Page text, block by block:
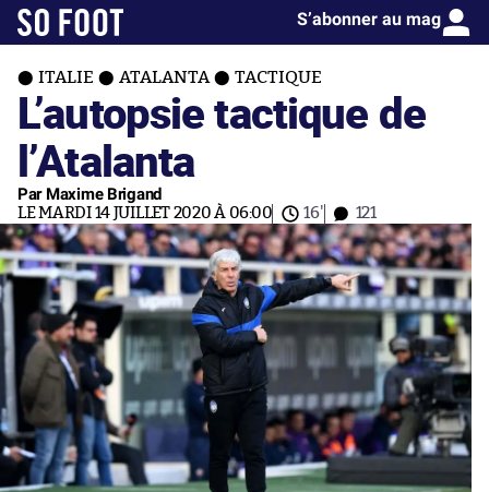
S’abonner au mag
ITALIE ATALANTA TACTIQUE
L’autopsie tactique de
l’Atalanta
Par Maxime Brigand
LE MARDI 14 JUILLET 2020 À 06:00 16' 121